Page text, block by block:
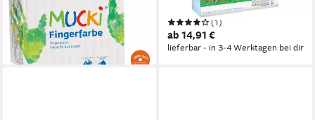
17,89 €
lieferbar - in 3-4 Werktagen bei dir
Tierwelt
(1)
ab 14,91 €
lieferbar - in 3-4 Werktagen bei dir